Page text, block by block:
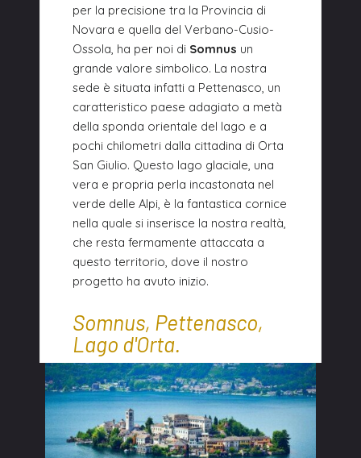
per la precisione tra la Provincia di
Novara e quella del Verbano-Cusio-
Ossola, ha per noi di Somnus un
grande valore simbolico. La nostra
sede è situata infatti a Pettenasco, un
caratteristico paese adagiato a metà
della sponda orientale del lago e a
pochi chilometri dalla cittadina di Orta
San Giulio. Questo lago glaciale, una
vera e propria perla incastonata nel
verde delle Alpi, è la fantastica cornice
nella quale si inserisce la nostra realtà,
che resta fermamente attaccata a
questo territorio, dove il nostro
progetto ha avuto inizio.
Somnus, Pettenasco,
Lago d'Orta.